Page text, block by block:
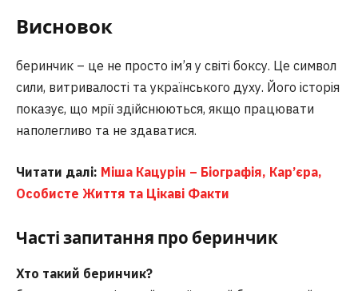
Висновок
беринчик – це не просто ім’я у світі боксу. Це символ
сили, витривалості та українського духу. Його історія
показує, що мрії здійснюються, якщо працювати
наполегливо та не здаватися.
Читати далі: Міша Кацурін – Біографія, Кар’єра,
Особисте Життя та Цікаві Факти
Часті запитання про беринчик
Хто такий беринчик?